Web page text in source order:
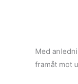
Med
framåt mot